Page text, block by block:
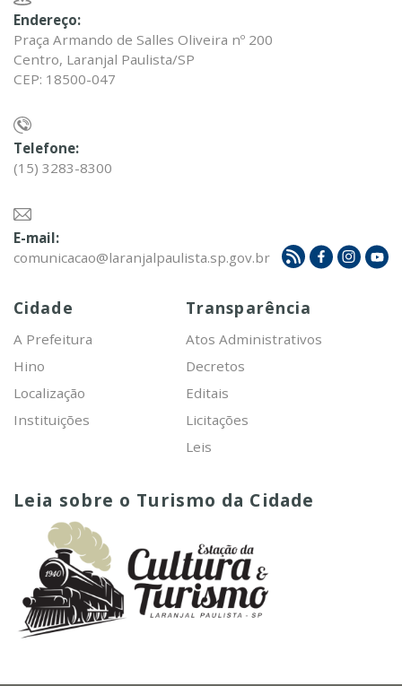
Endereço:
Praça Armando de Salles Oliveira nº 200
Centro, Laranjal Paulista/SP
CEP: 18500-047
Telefone:
(15) 3283-8300
E-mail:
comunicacao@laranjalpaulista.sp.gov.br
Cidade
A Prefeitura
Hino
Localização
Instituições
Transparência
Atos Administrativos
Decretos
Editais
Licitações
Leis
Leia sobre o Turismo da Cidade